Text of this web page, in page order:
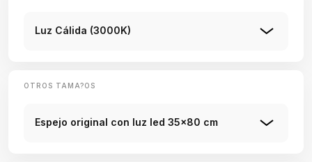
Luz Cálida (3000K)
OTROS TAMA?OS
Espejo original con luz led 35x80 cm